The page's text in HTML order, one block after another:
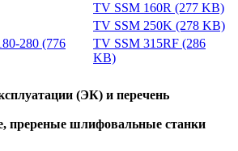
TV SSM 160R (277 KB)
TV SSM 250K (278 KB)
280 (776
TV SSM 315RF (286
KB)
пререные шлифовальные станки